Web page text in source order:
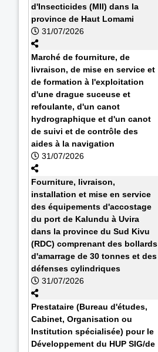
d'Insecticides (MII) dans la
province de Haut Lomami
31/07/2026
Marché de fourniture, de
livraison, de mise en service et
de formation à l'exploitation
d'une drague suceuse et
refoulante, d'un canot
hydrographique et d'un canot
de suivi et de contrôle des
aides à la navigation
31/07/2026
Fourniture, livraison,
installation et mise en service
des équipements d'accostage
du port de Kalundu à Uvira
dans la province du Sud Kivu
(RDC) comprenant des bollards
d'amarrage de 30 tonnes et des
défenses cylindriques
31/07/2026
Prestataire (Bureau d'études,
Cabinet, Organisation ou
Institution spécialisée) pour le
Développement du HUP SIG/de